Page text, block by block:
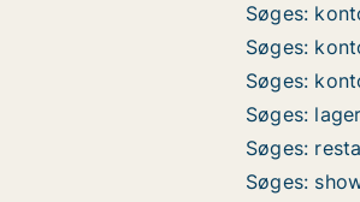
Søges:
Søges:
Søges:
Søges:
Søges:
Søges: